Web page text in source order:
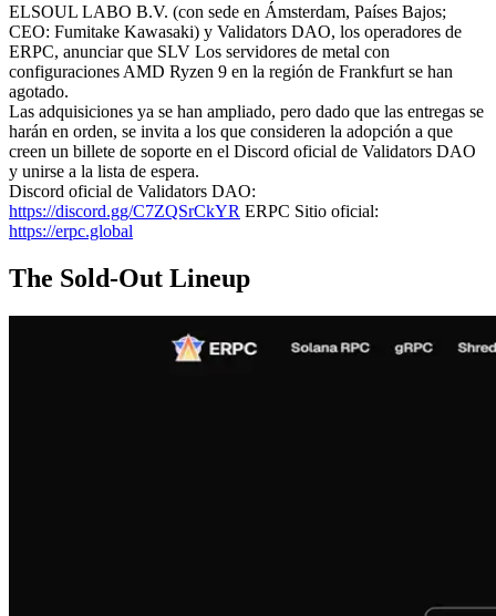
ELSOUL LABO B.V. (con sede en Ámsterdam, Países Bajos;
CEO: Fumitake Kawasaki) y Validators DAO, los operadores de
ERPC, anunciar que SLV Los servidores de metal con
configuraciones AMD Ryzen 9 en la región de Frankfurt se han
agotado.
Las adquisiciones ya se han ampliado, pero dado que las entregas se
harán en orden, se invita a los que consideren la adopción a que
creen un billete de soporte en el Discord oficial de Validators DAO
y unirse a la lista de espera.
Discord oficial de Validators DAO:
https://discord.gg/C7ZQSrCkYR ERPC Sitio oficial:
https://erpc.global
The Sold-Out Lineup